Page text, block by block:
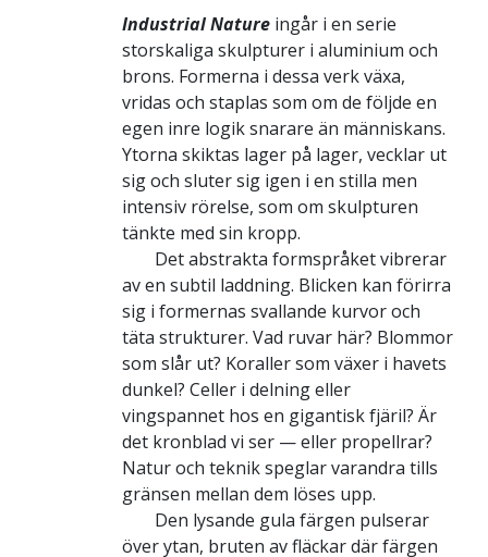
Industrial Nature ingår i en serie
storskaliga skulpturer i aluminium och
brons. Formerna i dessa verk växa,
vridas och staplas som om de följde en
egen inre logik snarare än människans.
Ytorna skiktas lager på lager, vecklar ut
sig och sluter sig igen i en stilla men
intensiv rörelse, som om skulpturen
tänkte med sin kropp.
Det abstrakta formspråket vibrerar
av en subtil laddning. Blicken kan förirra
sig i formernas svallande kurvor och
täta strukturer. Vad ruvar här? Blommor
som slår ut? Koraller som växer i havets
dunkel? Celler i delning eller
vingspannet hos en gigantisk fjäril? Är
det kronblad vi ser — eller propellrar?
Natur och teknik speglar varandra tills
gränsen mellan dem löses upp.
Den lysande gula färgen pulserar
över ytan, bruten av fläckar där färgen